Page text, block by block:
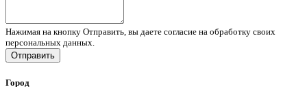
Нажимая на кнопку Отправить, вы даете согласие на обработку своих
персональных данных.
Отправить
Город